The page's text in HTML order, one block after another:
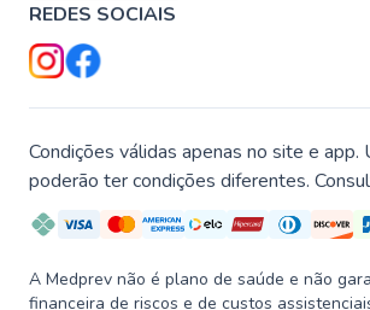
REDES SOCIAIS
Condições válidas apenas no site e app.
poderão ter condições diferentes.
A Medprev não é plano de saúde e não
financeira de riscos e de custos